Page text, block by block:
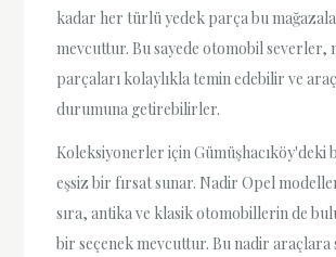
kadar her türlü yedek parça bu
mevcuttur. Bu sayede otomobil severler,
parçaları kolaylıkla temin edebilir ve
durumuna getirebilirler.
Koleksiyonerler için Gümüşhacıköy'deki
eşsiz bir fırsat sunar. Nadir Opel
sıra, antika ve klasik otomobillerin de
bir seçenek mevcuttur. Bu nadir araçlara